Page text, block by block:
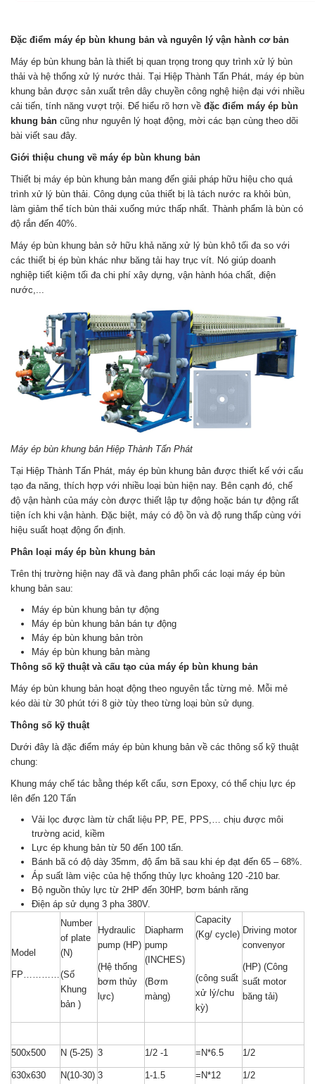
Đặc điểm máy ép bùn khung bản và nguyên lý vận hành cơ bản
Máy ép bùn khung bản là thiết bị quan trọng trong quy trình xử lý bùn
thải và hệ thống xử lý nước thải. Tại Hiệp Thành Tấn Phát, máy ép bùn
khung bản được sản xuất trên dây chuyền công nghệ hiện đại với nhiều
cải tiến, tính năng vượt trội. Để hiểu rõ hơn về đặc điểm máy ép bùn
khung bản cũng như nguyên lý hoạt động, mời các bạn cùng theo dõi
bài viết sau đây.
Giới thiệu chung về máy ép bùn khung bản
Thiết bị máy ép bùn khung bản mang đến giải pháp hữu hiệu cho quá
trình xử lý bùn thải. Công dụng của thiết bị là tách nước ra khỏi bùn,
làm giảm thể tích bùn thải xuống mức thấp nhất. Thành phẩm là bùn có
độ rắn đến 40%.
Máy ép bùn khung bản sở hữu khả năng xử lý bùn khô tối đa so với
các thiết bị ép bùn khác như băng tải hay trục vít. Nó giúp doanh
nghiệp tiết kiệm tối đa chi phí xây dựng, vận hành hóa chất, điện
nước,...
Máy ép bùn khung bản Hiệp Thành Tấn Phát
Tại Hiệp Thành Tấn Phát, máy ép bùn khung bản được thiết kế với cấu
tạo đa năng, thích hợp với nhiều loại bùn hiện nay. Bên cạnh đó, chế
độ vận hành của máy còn được thiết lập tự động hoặc bán tự động rất
tiện ích khi vận hành. Đặc biệt, máy có độ ồn và độ rung thấp cùng với
hiệu suất hoạt động ổn định.
Phân loại máy ép bùn khung bản
Trên thị trường hiện nay đã và đang phân phối các loại máy ép bùn
khung bản sau:
Máy ép bùn khung bản tự động
Máy ép bùn khung bản bán tự động
Máy ép bùn khung bản tròn
Máy ép bùn khung bản màng
Thông số kỹ thuật và cấu tạo của máy ép bùn khung bản
Máy ép bùn khung bản hoạt động theo nguyên tắc từng mẻ. Mỗi mẻ
kéo dài từ 30 phút tới 8 giờ tùy theo từng loại bùn sử dụng.
Thông số kỹ thuật
Dưới đây là đặc điểm máy ép bùn khung bản về các thông số kỹ thuật
chung:
Khung máy chế tác bằng thép kết cấu, sơn Epoxy, có thể chịu lực ép
lên đến 120 Tấn
Vải lọc được làm từ chất liệu PP, PE, PPS,… chịu được môi
trường acid, kiềm
Lực ép khung bản từ 50 đến 100 tấn.
Bánh bã có độ dày 35mm, độ ẩm bã sau khi ép đạt đến 65 – 68%.
Áp suất làm việc của hệ thống thủy lực khoảng 120 -210 bar.
Bộ nguồn thủy lực từ 2HP đến 30HP, bơm bánh răng
Điện áp sử dụng 3 pha 380V.
Model
FP…………
Number
of plate
(N)
(Số
Khung
bản )
Hydraulic
pump (HP)
(Hệ thống
bơm thủy
lực)
Diapharm
pump
(INCHES)
(Bơm
màng)
Capacity
(Kg/ cycle)
(công suất
xử lý/chu
kỳ)
Driving motor
convenyor
(HP) (Công
suất motor
băng tải)
500x500 N (5-25) 3 1/2 -1 =N*6.5 1/2
630x630 N(10-30) 3 1-1.5 =N*12 1/2